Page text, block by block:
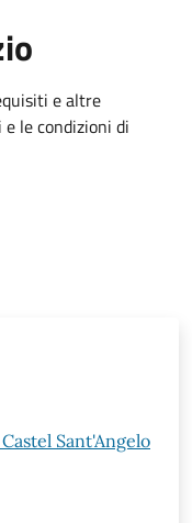
e altre
le condizioni di
Sant'Angelo